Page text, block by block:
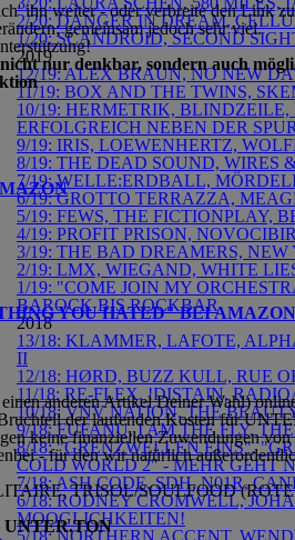
2/20: DANGER IN DREAM,
1/20: SCANDROID, SECOND
2019
12/19: ALEX BRAUN, NO NEW
11/19: BOX AND THE TWINS,
10/19: HERMETRIK,
ERFOLGREICH NEBEN DER
9/19: IRIS, LOEWENHERTZ,
8/19: THE DEAD SOUND, WIRES
7/19: WELLE:ERDBALL,
6/19: GROTTO TERRAZZA,
5/19: FEWS, THE FICTIONPLAY,
4/19: PROFIT PRISON,
3/19: THE BAD DREAMERS,
2/19: LMX, WIEGAND, WHITE
1/19: "COME JOIN MY
BAROCK BIS ROCKBAR
2018
13/18: KLAMMER, LAFOTE,
II
12/18: HØRD, BUZZ KULL, RUE
11/18: RE-FLEX, !DISTAIN,
10/18: VNV NATION, THE
9/18: FUFANU, I AM THE FLY,
8/18: "GRENZWELLEN EINS",
COLD WORLD 2" - MEHR GEHT
7/18: ASH CODE, SDH, N01R,
6/18: RODNEY CROMWELL,
MOOGLICHKEITEN!
5/18: NORTHERN ACCENT,
ihn weiter - oder verbreite den Link
gemeinsam jedoch sehr viel.
nur denkbar, sondern auch
YOU HATED" BEI AMAZON
anderen Artikel Deiner Wahl)
der laufenden Kosten für
keine finanziellen Zuwendungen
- für den wir natürlich
TRISOL/SOULFOOD